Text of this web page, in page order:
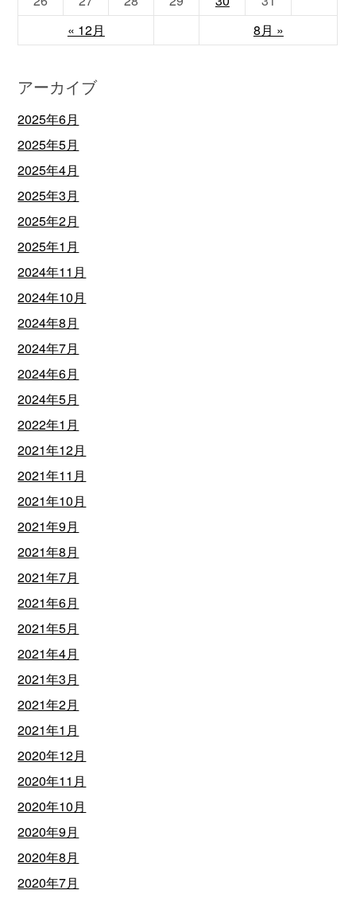
« 12月 8月 »
アーカイブ
2025年6月
2025年5月
2025年4月
2025年3月
2025年2月
2025年1月
2024年11月
2024年10月
2024年8月
2024年7月
2024年6月
2024年5月
2022年1月
2021年12月
2021年11月
2021年10月
2021年9月
2021年8月
2021年7月
2021年6月
2021年5月
2021年4月
2021年3月
2021年2月
2021年1月
2020年12月
2020年11月
2020年10月
2020年9月
2020年8月
2020年7月